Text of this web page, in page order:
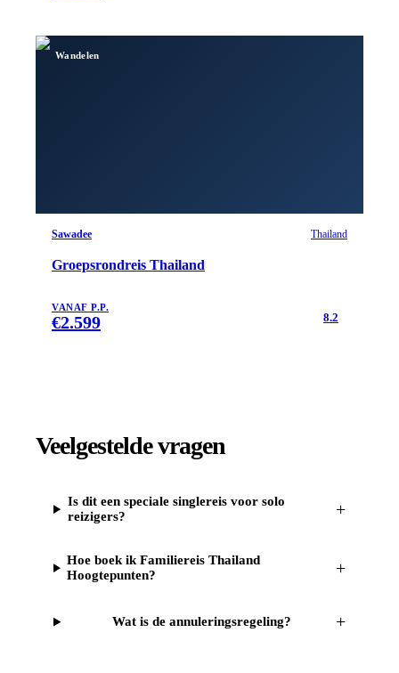
Wandelen
Sawadee Thailand
Groepsrondreis Thailand
VANAF P.P.
€2.599 8.2
Veelgestelde vragen
Is dit een speciale singlereis voor solo
reizigers?
+
Hoe boek ik Familiereis Thailand
Hoogtepunten?
+
Wat is de annuleringsregeling? +